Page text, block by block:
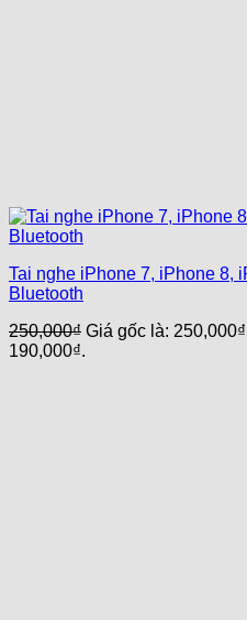
Tai nghe iPhone 7, iPhone 8,
Bluetooth
250,000₫ Giá gốc là:
190,000₫.